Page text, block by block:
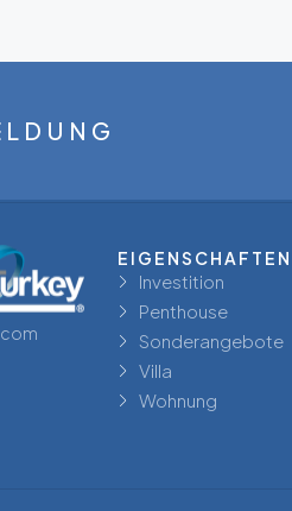
EIGENSCHAFTEN
Investition
Penthouse
Sonderangebote
Villa
Wohnung